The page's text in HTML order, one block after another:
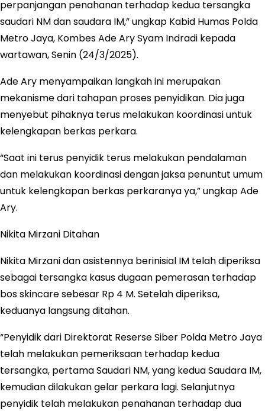
perpanjangan penahanan terhadap kedua tersangka
saudari NM dan saudara IM,” ungkap Kabid Humas Polda
Metro Jaya, Kombes Ade Ary Syam Indradi kepada
wartawan, Senin (24/3/2025).
Ade Ary menyampaikan langkah ini merupakan
mekanisme dari tahapan proses penyidikan. Dia juga
menyebut pihaknya terus melakukan koordinasi untuk
kelengkapan berkas perkara.
“Saat ini terus penyidik terus melakukan pendalaman
dan melakukan koordinasi dengan jaksa penuntut umum
untuk kelengkapan berkas perkaranya ya,” ungkap Ade
Ary.
Nikita Mirzani Ditahan
Nikita Mirzani dan asistennya berinisial IM telah diperiksa
sebagai tersangka kasus dugaan pemerasan terhadap
bos skincare sebesar Rp 4 M. Setelah diperiksa,
keduanya langsung ditahan.
“Penyidik dari Direktorat Reserse Siber Polda Metro Jaya
telah melakukan pemeriksaan terhadap kedua
tersangka, pertama Saudari NM, yang kedua Saudara IM,
kemudian dilakukan gelar perkara lagi. Selanjutnya
penyidik telah melakukan penahanan terhadap dua